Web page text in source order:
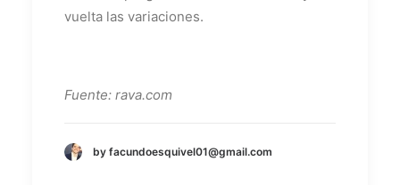
vuelta las variaciones.
Fuente: rava.com
by facundoesquivel01@gmail.com